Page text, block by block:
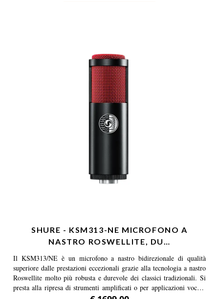
SHURE - KSM313-NE MICROFONO A
NASTRO ROSWELLITE, DU…
Il KSM313/NE è un microfono a nastro bidirezionale di qualità
superiore dalle prestazioni eccezionali grazie alla tecnologia a nastro
Roswellite molto più robusta e durevole dei classici tradizionali. Si
presta alla ripresa di strumenti amplificati o per applicazioni vocali.